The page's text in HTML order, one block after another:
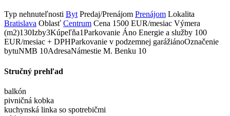
Typ nehnuteľnosti Byt Predaj/Prenájom Prenájom Lokalita
Bratislava Oblasť Centrum Cena 1500 EUR/mesiac Výmera
(m2)130Izby3Kúpeľňa1Parkovanie Áno Energie a služby 100
EUR/mesiac + DPHParkovanie v podzemnej garážiánoOznačenie
bytuNMB 10AdresaNámestie M. Benku 10
Stručný prehľad
balkón
pivničná kobka
kuchynská linka so spotrebičmi